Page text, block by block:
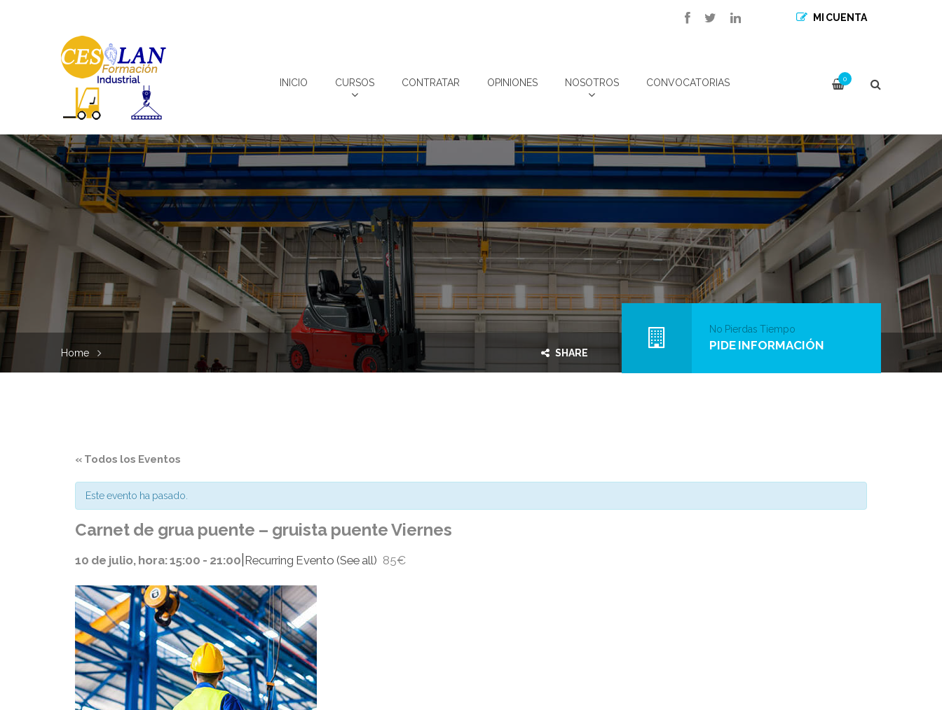
MI CUENTA
INICIO CURSOS CONTRATAR OPINIONES NOSOTROS CONVOCATORIAS 0
Home SHARE
No Pierdas Tiempo
PIDE INFORMACIÓN
« Todos los Eventos
Este evento ha pasado.
Carnet de grua puente – gruista puente Viernes
10 de julio, hora: 15:00 - 21:00 Recurring Evento (See all) 85€